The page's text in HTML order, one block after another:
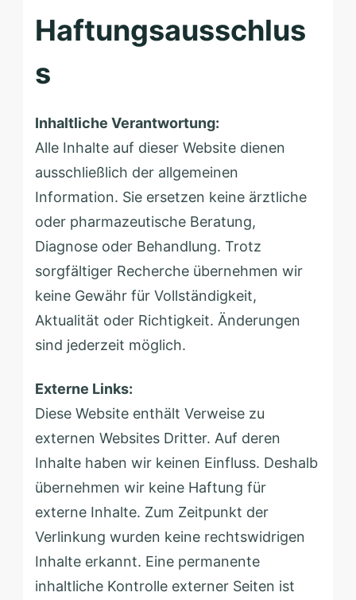
o
9
b
o
a
n
n
e
.
K
.
Haftungsausschlus
s
Inhaltliche Verantwortung:
Alle Inhalte auf dieser Website dienen
ausschließlich der allgemeinen
Information. Sie ersetzen keine ärztliche
oder pharmazeutische Beratung,
Diagnose oder Behandlung. Trotz
sorgfältiger Recherche übernehmen wir
keine Gewähr für Vollständigkeit,
Aktualität oder Richtigkeit. Änderungen
sind jederzeit möglich.
Externe Links:
Diese Website enthält Verweise zu
externen Websites Dritter. Auf deren
Inhalte haben wir keinen Einfluss. Deshalb
übernehmen wir keine Haftung für
externe Inhalte. Zum Zeitpunkt der
Verlinkung wurden keine rechtswidrigen
Inhalte erkannt. Eine permanente
inhaltliche Kontrolle externer Seiten ist